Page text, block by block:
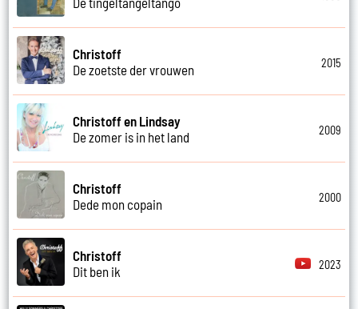
Christoff
De zoetste der vrouwen
2015
Christoff en Lindsay
De zomer is in het land
2009
Christoff
Dede mon copain
2000
Christoff
Dit ben ik
2023